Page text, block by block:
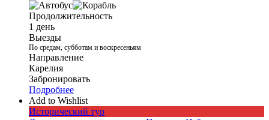
Продолжительность
1 день
Выезды
По средам, субботам и воскресеньям
Направление
Карелия
Забронировать
Подробнее
Add to Wishlist
Исторический тур